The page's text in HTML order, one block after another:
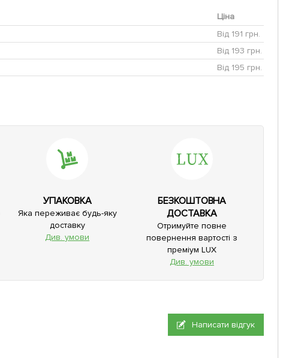
Ціна
Від 191 грн.
Від 193 грн.
Від 195 грн.
УПАКОВКА
Яка переживає будь-яку
доставку
Див. умови
БЕЗКОШТОВНА
ДОСТАВКА
Отримуйте повне
повернення вартості з
преміум LUX
Див. умови
Написати відгук